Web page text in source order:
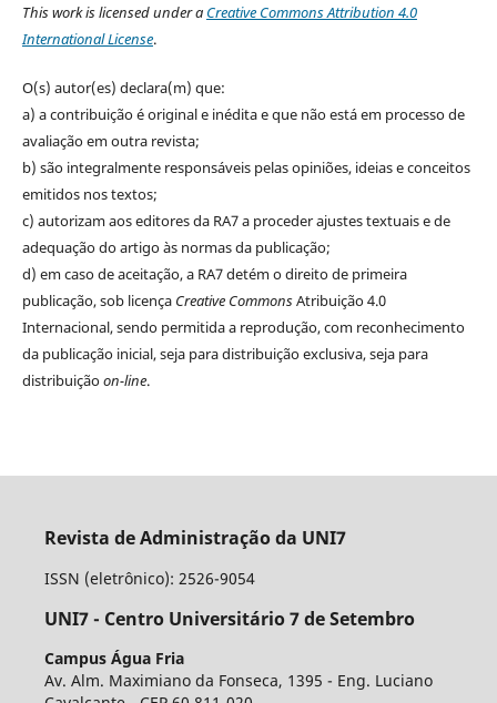
This work is licensed under a Creative Commons Attribution 4.0
International License.
O(s) autor(es) declara(m) que:
a) a contribuição é original e inédita e que não está em processo de
avaliação em outra revista;
b) são integralmente responsáveis pelas opiniões, ideias e conceitos
emitidos nos textos;
c) autorizam aos editores da RA7 a proceder ajustes textuais e de
adequação do artigo às normas da publicação;
d) em caso de aceitação, a RA7 detém o direito de primeira
publicação, sob licença Creative CommonsAtribuição 4.0
Internacional, sendo permitida a reprodução, com reconhecimento
da publicação inicial, seja para distribuição exclusiva, seja para
distribuiçãoon-line.
Revista de Administração da UNI7
ISSN (eletrônico): 2526-9054
UNI7 - Centro Universitário 7 de Setembro
Campus Água Fria
Av. Alm. Maximiano da Fonseca, 1395 - Eng. Luciano